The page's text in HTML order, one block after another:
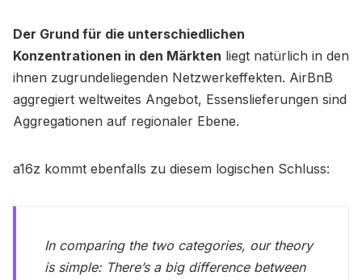
Der Grund für die unterschiedlichen
Konzentrationen in den Märkten liegt natürlich in den
ihnen zugrundeliegenden Netzwerkeffekten. AirBnB
aggregiert weltweites Angebot, Essenslieferungen sind
Aggregationen auf regionaler Ebene.
a16z kommt ebenfalls zu diesem logischen Schluss:
In comparing the two categories, our theory
is simple: There’s a big difference between